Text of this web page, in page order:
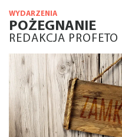
WYDARZENIA
POŻEGNANIE
REDAKCJA PROFETO